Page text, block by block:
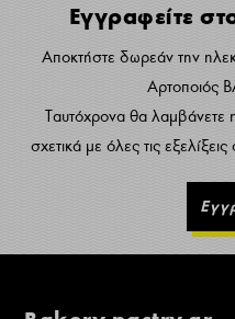
Εγγραφείτε
Αποκτήστε δωρεάν την
Αρτοποιός
Ταυτόχρονα θα λαμβάνετε
σχετικά με όλες τις